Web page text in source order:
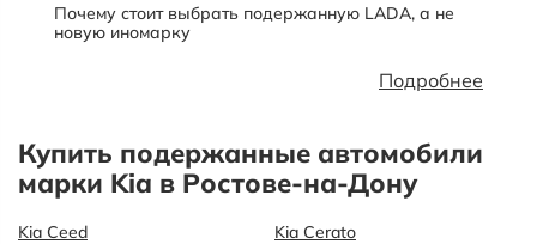
Почему стоит выбрать подержанную LADA, а не
новую иномарку
Подробнее
Купить подержанные автомобили
марки Kia в Ростове-на-Дону
Kia Ceed
Kia Cerato